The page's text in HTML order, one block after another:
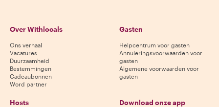
Over Withlocals
Ons verhaal
Vacatures
Duurzaamheid
Bestemmingen
Cadeaubonnen
Word partner
Gasten
Helpcentrum voor gasten
Annuleringsvoorwaarden voor
gasten
Algemene voorwaarden voor
gasten
Hosts Download onze app